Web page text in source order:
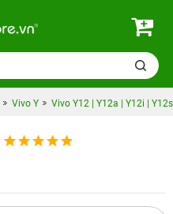
Vivo Y Vivo Y12 | Y12a | Y12i | Y12s